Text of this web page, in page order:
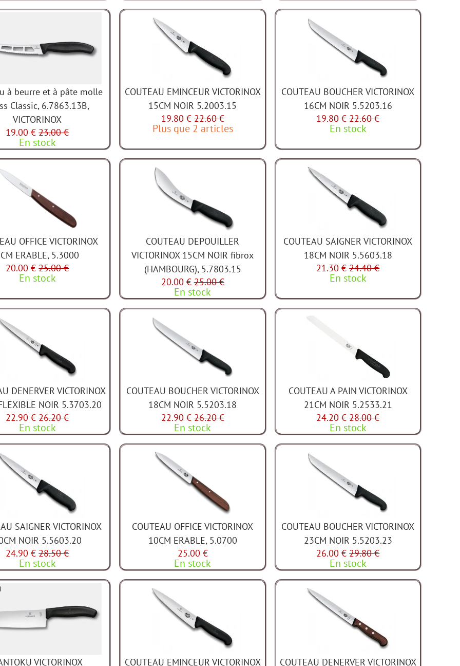
à beurre et à pâte molle
Classic, 6.7863.13B,
VICTORINOX
19.00 € 23.00 €
En stock
COUTEAU EMINCEUR VICTORINOX
15CM NOIR 5.2003.15
19.80 € 22.60 €
Plus que 2 articles
COUTEAU BOUCHER VICTORINOX
16CM NOIR 5.5203.16
19.80 € 22.60 €
En stock
OFFICE VICTORINOX
ERABLE, 5.3000
20.00 € 25.00 €
En stock
COUTEAU DEPOUILLER
VICTORINOX 15CM NOIR fibrox
(HAMBOURG), 5.7803.15
20.00 € 25.00 €
En stock
COUTEAU SAIGNER VICTORINOX
18CM NOIR 5.5603.18
21.30 € 24.40 €
En stock
DENERVER VICTORINOX
NOIR 5.3703.20
22.90 € 26.20 €
En stock
COUTEAU BOUCHER VICTORINOX
18CM NOIR 5.5203.18
22.90 € 26.20 €
En stock
COUTEAU A PAIN VICTORINOX
21CM NOIR 5.2533.21
24.20 € 28.00 €
En stock
SAIGNER VICTORINOX
NOIR 5.5603.20
24.90 € 28.50 €
En stock
COUTEAU OFFICE VICTORINOX
10CM ERABLE, 5.0700
25.00 €
En stock
COUTEAU BOUCHER VICTORINOX
23CM NOIR 5.5203.23
26.00 € 29.80 €
En stock
VICTORINOX COUTEAU EMINCEUR VICTORINOX COUTEAU DENERVER VICTORINOX